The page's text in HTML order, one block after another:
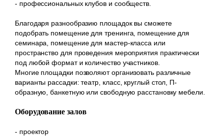
- профессиональных клубов и сообществ.
Благодаря разнообразию площадок вы сможете
подобрать помещение для тренинга, помещение для
семинара, помещение для мастер-класса или
пространство для проведения мероприятия практически
под любой формат и количество участников.
Многие площадки позволяют организовать различные
варианты рассадки: театр, класс, круглый стол, П-
образную, банкетную или свободную расстановку мебели.
Оборудование залов
- проектор